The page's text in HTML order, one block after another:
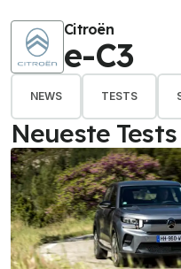
Citroën
e-C3
NEWS TESTS
Neueste